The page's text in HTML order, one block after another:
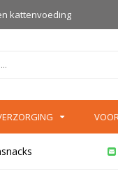
kattenvoeding